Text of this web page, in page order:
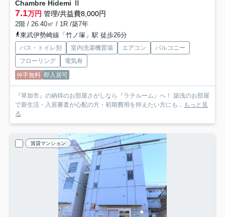
Chambre Hidemi Ⅱ
7.1万円 管理/共益費8,000円
2階 / 26.40㎡ / 1R /築7年
東武伊勢崎線「竹ノ塚」駅 徒歩26分
バス・トイレ別 室内洗濯機置場 エアコン
バルコニー
フローリング
電気有
仲手無料 即入居可
『草加市』の納得のお部屋さがしなら『ラテルーム』へ！ 築浅のお部屋
で新生活・入居審査が心配の方・初期費用を抑えたい方にも... もっと見
る
賃貸マンション